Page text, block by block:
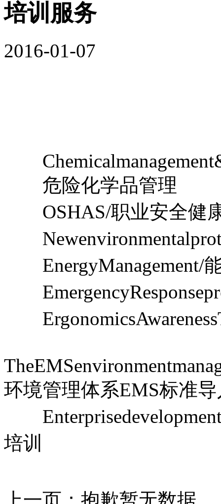
培训服务
2016-01-07
危险化学品管理
OSHAS/职业安全健
EnergyManagement/
环境管理体系EMS标准
培训
上一页： 抱歉暂无数据